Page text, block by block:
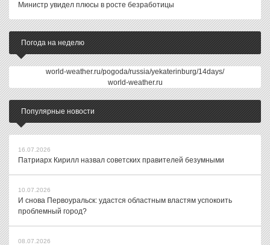
Министр увидел плюсы в росте безработицы
Погода на неделю
world-weather.ru/pogoda/russia/yekaterinburg/14days/
world-weather.ru
Популярные новости
16.07.2026
Патриарх Кирилл назвал советских правителей безумными
10.07.2026
И снова Первоуральск: удастся областным властям успокоить
проблемный город?
08.07.2026